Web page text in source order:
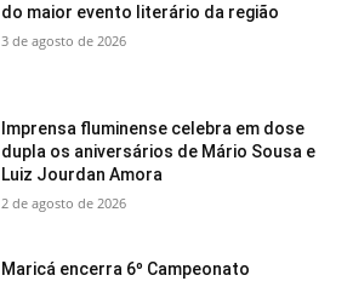
do maior evento literário da região
3 de agosto de 2026
Imprensa fluminense celebra em dose
dupla os aniversários de Mário Sousa e
Luiz Jourdan Amora
2 de agosto de 2026
Maricá encerra 6º Campeonato